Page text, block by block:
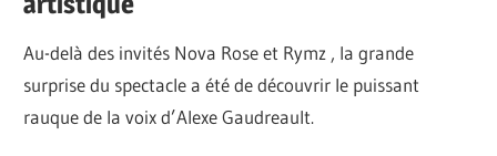
Au-delà des invités Nova Rose et Rymz , la grande
surprise du spectacle a été de découvrir le puissant
rauque de la voix d’Alexe Gaudreault.